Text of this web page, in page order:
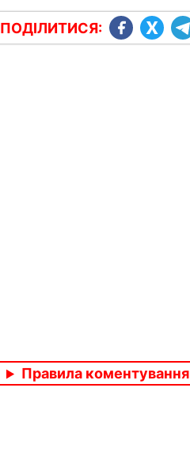
ПОДІЛИТИСЯ:
Правила коментування